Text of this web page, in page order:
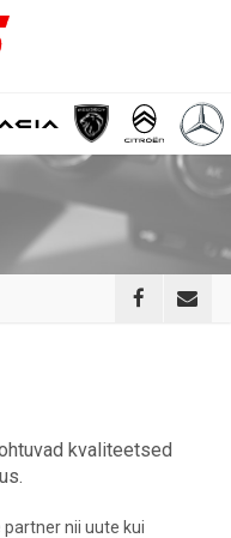
kvaliteetsed
nii uute kui